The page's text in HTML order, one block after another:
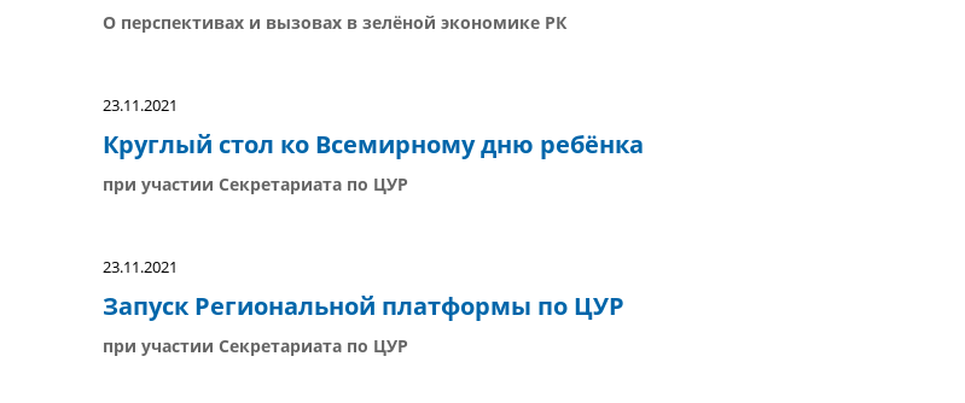
О перспективах и вызовах в зелёной экономике РК
23.11.2021
Круглый стол ко Всемирному дню ребёнка
при участии Секретариата по ЦУР
23.11.2021
Запуск Региональной платформы по ЦУР
при участии Секретариата по ЦУР